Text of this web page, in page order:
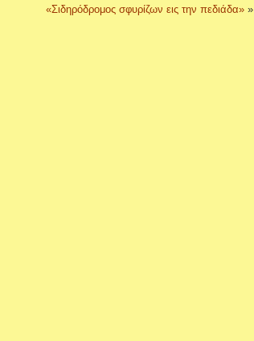
«Σιδηρόδρομος σφυρίζων εις την πεδιάδα»»